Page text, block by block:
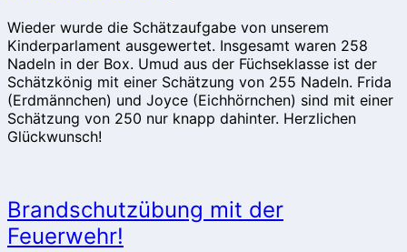
Wieder wurde die Schätzaufgabe von unserem
Kinderparlament ausgewertet. Insgesamt waren 258
Nadeln in der Box. Umud aus der Füchseklasse ist der
Schätzkönig mit einer Schätzung von 255 Nadeln. Frida
(Erdmännchen) und Joyce (Eichhörnchen) sind mit einer
Schätzung von 250 nur knapp dahinter. Herzlichen
Glückwunsch!
Brandschutzübung
mit
der
Brandschutzübung mit der
Feuerwehr!